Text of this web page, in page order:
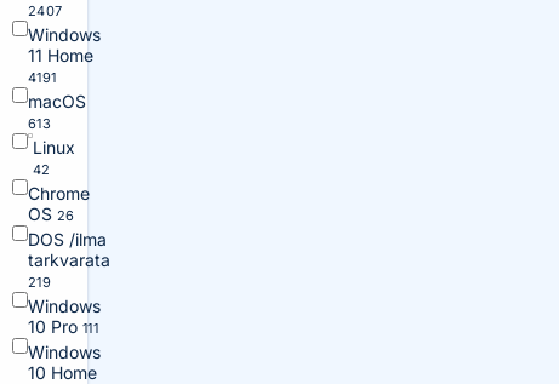
2407
Windows
11 Home
4191
macOS
613
Linux
42
Chrome
OS 26
DOS /ilma
tarkvarata
219
Windows
10 Pro 111
Windows
10 Home